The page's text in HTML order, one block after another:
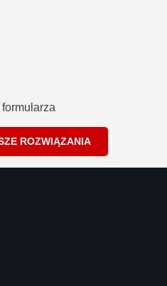
formularza
ROZWIĄZANIA